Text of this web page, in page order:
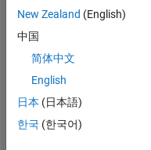
RANG
022
034
RÉPUTATION
New Zealand (English)
中国
简体中文
English
日本 (日本語)
한국 (한국어)